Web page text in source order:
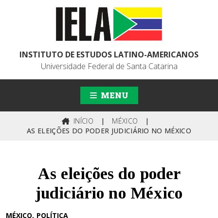
INSTITUTO DE ESTUDOS LATINO-AMERICANOS
Universidade Federal de Santa Catarina
MENU
INÍCIO | MÉXICO
|
AS ELEIÇÕES DO PODER JUDICIÁRIO NO MÉXICO
As eleições do poder
judiciário no México
MÉXICO POLÍTICA